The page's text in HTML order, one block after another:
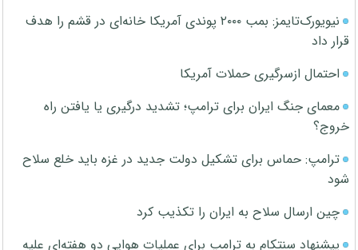
نیویورک‌تایمز: بمب ۲۰۰۰ پوندی آمریکا خانه‌ای در قشم را هدف
قرار داد
احتمال ازسرگیری حملات آمریکا
معمای جنگ ایران برای ترامپ؛ تشدید درگیری یا یافتن راه
خروج؟
ترامپ: حماس برای تشکیل دولت جدید در غزه باید خلع سلاح
شود
چین ارسال سلاح به ایران را تکذیب کرد
پیشنهاد سنتکام به ترامپ برای عملیات هوایی دو هفته‌ای علیه